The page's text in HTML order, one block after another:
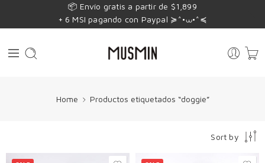
📦 Envío gratis a partir de $1,899
+ 6 MSI pagando con Paypal ≽^•⩊•^≼
Home Productos etiquetados “doggie”
Sort by